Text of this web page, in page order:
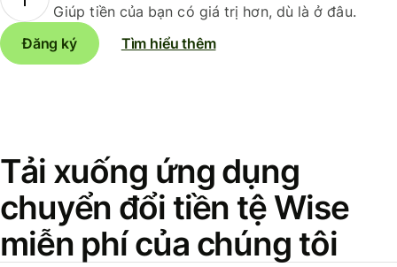
Giúp tiền của bạn có giá trị hơn, dù là ở đâu.
Đăng ký
Tìm hiểu thêm
Tải xuống ứng dụng
chuyển đổi tiền tệ Wise
miễn phí của chúng tôi